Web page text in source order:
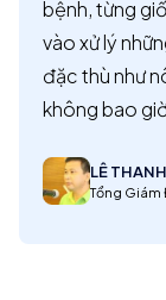
bệnh, từng
vào xử lý
đặc thù như
không bao
LÊ
Tổng Giám